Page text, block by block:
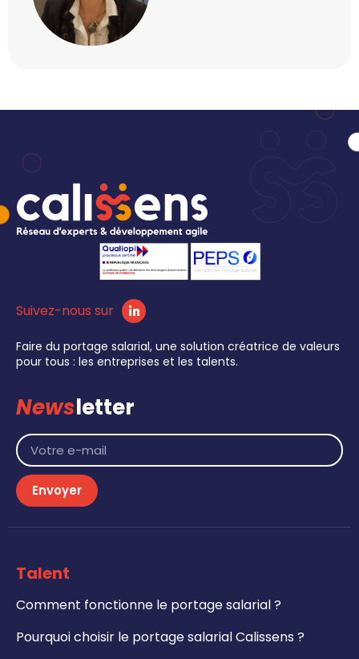
Suivez-nous sur
Faire du portage salarial, une solution créatrice de valeurs
pour tous : les entreprises et les talents.
Newsletter
Envoyer
Talent
Comment fonctionne le portage salarial ?
Pourquoi choisir le portage salarial Calissens ?